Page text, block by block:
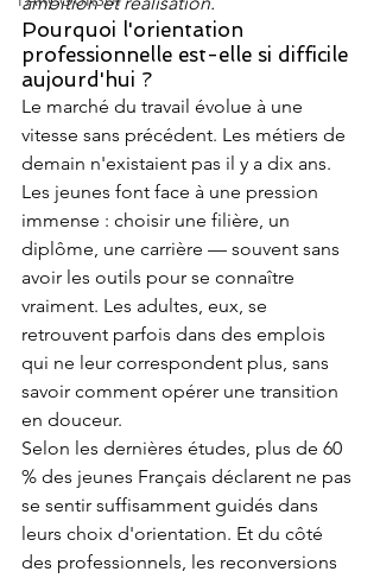
Pourquoi l'orientation
professionnelle est-elle si difficile
aujourd'hui ?
Le marché du travail évolue à une
vitesse sans précédent. Les métiers de
demain n'existaient pas il y a dix ans.
Les jeunes font face à une pression
immense : choisir une filière, un
diplôme, une carrière — souvent sans
avoir les outils pour se connaître
vraiment. Les adultes, eux, se
retrouvent parfois dans des emplois
qui ne leur correspondent plus, sans
savoir comment opérer une transition
en douceur.
Selon les dernières études, plus de 60
% des jeunes Français déclarent ne pas
se sentir suffisamment guidés dans
leurs choix d'orientation. Et du côté
des professionnels, les reconversions